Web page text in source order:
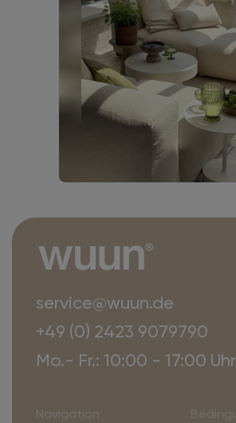
service@wuun.de
+49 (0) 2423 9079790
Mo.- Fr.: 10:00 - 17:00 Uhr